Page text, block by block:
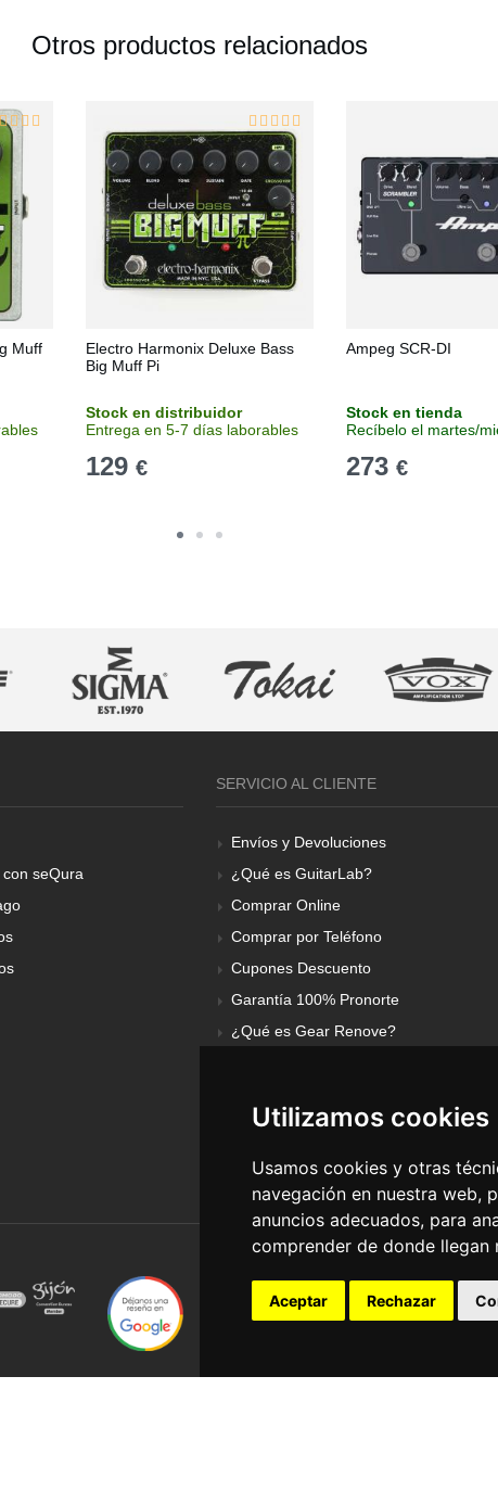
Utilizamos cookies
Usamos cookies y otras
navegación en nuestra web,
anuncios adecuados, para
comprender de donde llegan
Aceptar Rechazar
Otros productos relacionados
Muff
Electro Harmonix Deluxe Bass
Big Muff Pi
Stock en distribuidor
Entrega en 5-7 días laborables
129 €
Ampeg SCR-DI
Stock en tienda
Recíbelo el martes/
273 €
seQura
SERVICIO AL CLIENTE
Envíos y Devoluciones
¿Qué es GuitarLab?
Comprar Online
Comprar por Teléfono
Cupones Descuento
Garantía 100% Pronorte
¿Qué es Gear Renove?
©